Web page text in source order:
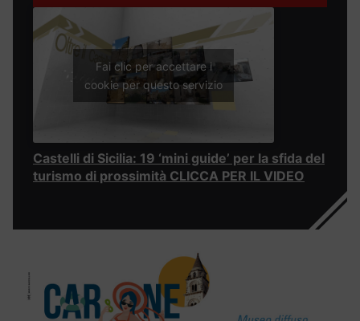
Fai clic per accettare i
cookie per questo servizio
Castelli di Sicilia: 19 ‘mini guide’ per la sfida del
turismo di prossimità CLICCA PER IL VIDEO